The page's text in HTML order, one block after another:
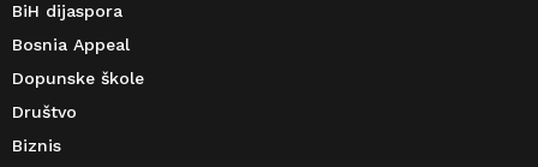
BiH dijaspora
Bosnia Appeal
Dopunske škole
Društvo
Biznis